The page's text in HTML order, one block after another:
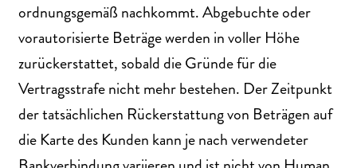
ordnungsgemäß nachkommt. Abgebuchte oder
vorautorisierte Beträge werden in voller Höhe
zurückerstattet, sobald die Gründe für die
Vertragsstrafe nicht mehr bestehen. Der Zeitpunkt
der tatsächlichen Rückerstattung von Beträgen auf
die Karte des Kunden kann je nach verwendeter